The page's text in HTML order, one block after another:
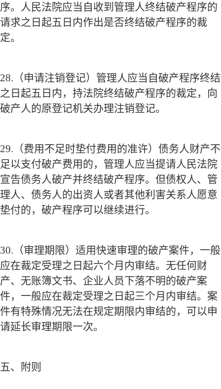
序。人民法院应当自收到管理人终结破产程序的
请求之日起五日内作出是否终结破产程序的裁
定。
28. （申请注销登记）管理人应当自破产程序终结
之日起五日内，持法院终结破产程序的裁定，向
破产人的原登记机关办理注销登记。
29. （费用不足时垫付费用的准许）债务人财产不
足以支付破产费用的，管理人应当提请人民法院
宣告债务人破产并终结破产程序。但债权人、管
理人、债务人的出资人或者其他利害关系人愿意
垫付的，破产程序可以继续进行。
30. （审理期限）适用快速审理的破产案件，一般
应在裁定受理之日起六个月内审结。无任何财
产、无账簿文书、企业人员下落不明的破产案
件，一般应在裁定受理之日起三个月内审结。案
件有特殊情况无法在规定期限内审结的，可以申
请延长审理期限一次。
五、附则